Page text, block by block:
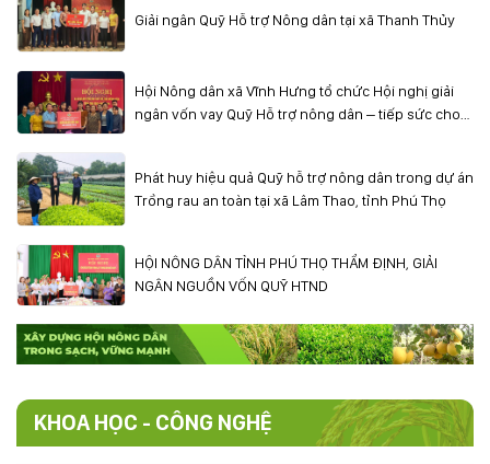
Giải ngân Quỹ Hỗ trợ Nông dân tại xã Thanh Thủy
Hội Nông dân xã Vĩnh Hưng tổ chức Hội nghị giải
ngân vốn vay Quỹ Hỗ trợ nông dân – tiếp sức cho
Phát huy hiệu quả Quỹ hỗ trợ nông dân trong dự án
Trồng rau an toàn tại xã Lâm Thao, tỉnh Phú Thọ
HỘI NÔNG DÂN TỈNH PHÚ THỌ THẨM ĐỊNH, GIẢI
NGÂN NGUỒN VỐN QUỸ HTND
KHOA HỌC - CÔNG NGHỆ